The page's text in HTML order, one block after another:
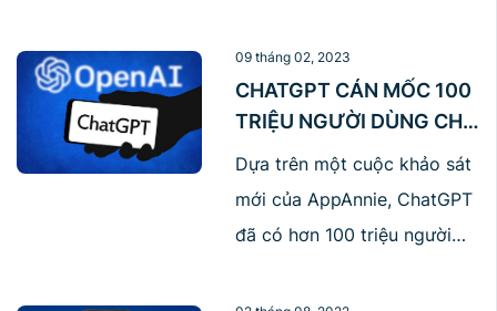
loạt chiến dịch Marketing
đình đám nhằm gia tăng
doanh thu, kết nối khách
hàng và nâng tầm thương
hiệu. Cùng điểm lại một số ý
tưởng Marketing độc đáo
09 tháng 02, 2023
CHATGPT CÁN MỐC 100
TRIỆU NGƯỜI DÙNG CHỈ
SAU 2 THÁNG RA MẮT
Dựa trên một cuộc khảo sát
mới của AppAnnie, ChatGPT
đã có hơn 100 triệu người
sau 2 tháng ra mắt. ChatGPT